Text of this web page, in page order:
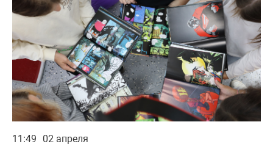
11:49 02 апреля